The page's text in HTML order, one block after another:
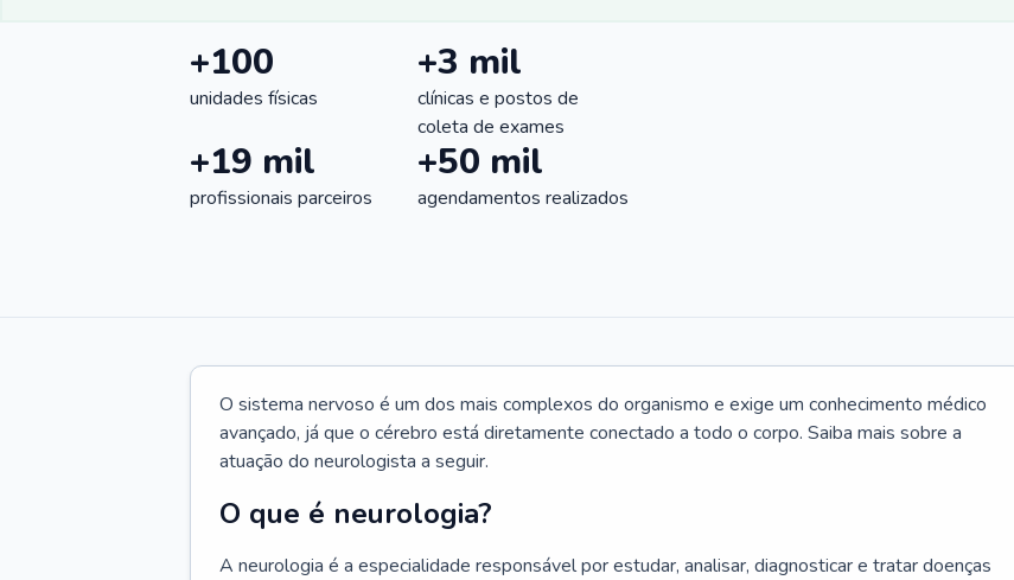
+100
unidades físicas
+3 mil
clínicas e postos de
coleta de exames
+19 mil
profissionais parceiros
+50 mil
agendamentos realizados
O sistema nervoso é um dos mais complexos do organismo e exige um conhecimento médico
avançado, já que o cérebro está diretamente conectado a todo o corpo. Saiba mais sobre a
atuação do neurologista a seguir.
O que é neurologia?
A neurologia é a especialidade responsável por estudar, analisar, diagnosticar e tratar doenças